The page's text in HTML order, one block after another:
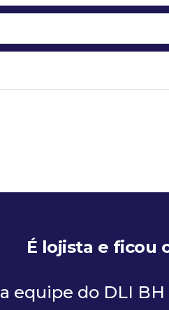
É lojista e ficou
equipe do DLI